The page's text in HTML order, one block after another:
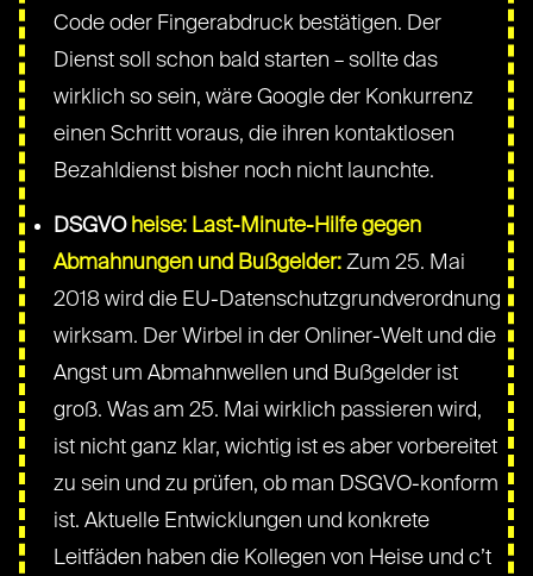
Code oder Fingerabdruck bestätigen. Der
Dienst soll schon bald starten – sollte das
wirklich so sein, wäre Google der Konkurrenz
einen Schritt voraus, die ihren kontaktlosen
Bezahldienst bisher noch nicht launchte.
DSGVO heise: Last-Minute-Hilfe gegen
Abmahnungen und Bußgelder: Zum 25. Mai
2018 wird die EU-Datenschutzgrundverordnung
wirksam. Der Wirbel in der Onliner-Welt und die
Angst um Abmahnwellen und Bußgelder ist
groß. Was am 25. Mai wirklich passieren wird,
ist nicht ganz klar, wichtig ist es aber vorbereitet
zu sein und zu prüfen, ob man DSGVO-konform
ist. Aktuelle Entwicklungen und konkrete
Leitfäden haben die Kollegen von Heise und c’t